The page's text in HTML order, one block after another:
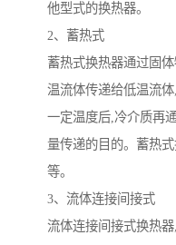
他型式的换热器。
2、蓄热式
蓄热式换热器通过固
温流体传递给低温流
一定温度后,冷介质再
量传递的目的。蓄热
等。
3、流体连接间接式
流体连接间接式换热